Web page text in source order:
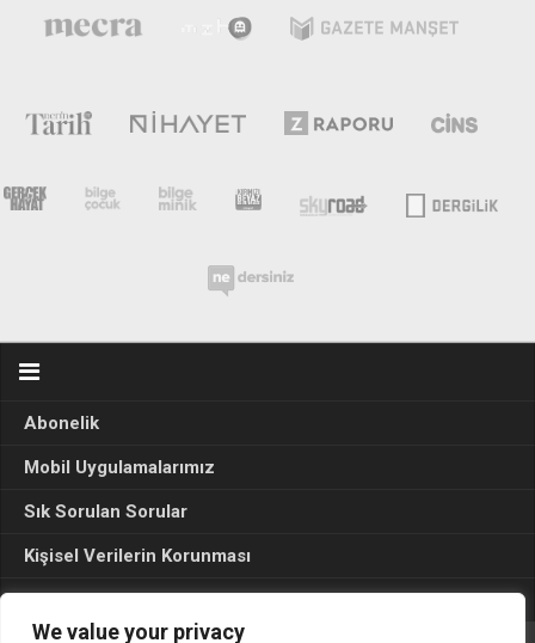
We value your privacy
Abonelik
Mobil Uygulamalarımız
Sık Sorulan Sorular
Kişisel Verilerin Korunması
Seçim Sonuçları 2024